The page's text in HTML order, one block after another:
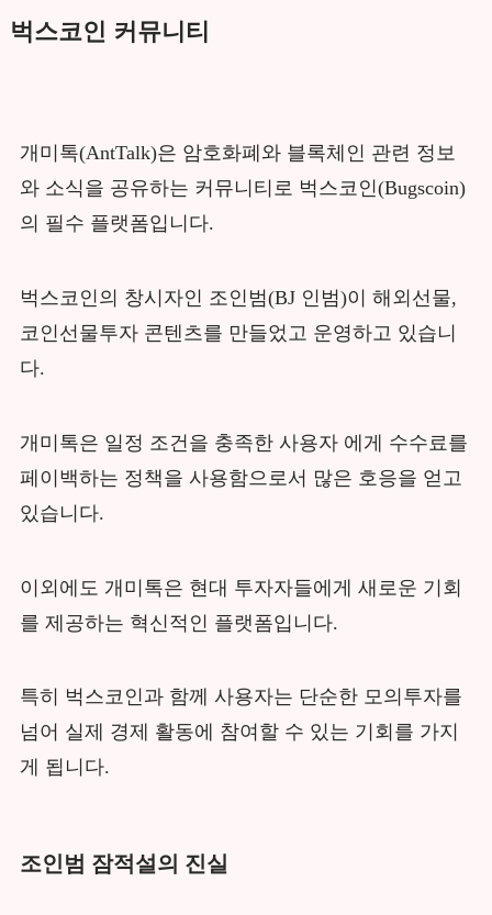
벅스코인 커뮤니티
개미톡(AntTalk)은 암호화폐와 블록체인 관련 정보
와 소식을 공유하는 커뮤니티로 벅스코인(Bugscoin)
의 필수 플랫폼입니다.
벅스코인의 창시자인 조인범(BJ 인범)이 해외선물,
코인선물투자 콘텐츠를 만들었고 운영하고 있습니
다.
개미톡은 일정 조건을 충족한 사용자 에게 수수료를
페이백하는 정책을 사용함으로서 많은 호응을 얻고
있습니다.
이외에도 개미톡은 현대 투자자들에게 새로운 기회
를 제공하는 혁신적인 플랫폼입니다.
특히 벅스코인과 함께 사용자는 단순한 모의투자를
넘어 실제 경제 활동에 참여할 수 있는 기회를 가지
게 됩니다.
조인범 잠적설의 진실